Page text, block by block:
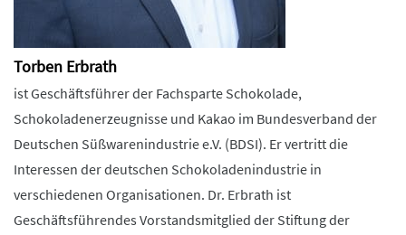
Torben Erbrath
ist Geschäftsführer der Fachsparte Schokolade,
Schokoladenerzeugnisse und Kakao im Bundesverband der
Deutschen Süßwarenindustrie e.V. (BDSI). Er vertritt die
Interessen der deutschen Schokoladenindustrie in
verschiedenen Organisationen. Dr. Erbrath ist
Geschäftsführendes Vorstandsmitglied der Stiftung der